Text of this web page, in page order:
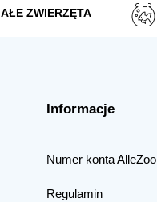
ZWIERZĘTA
Informacje
Numer konta AlleZoo
Regulamin